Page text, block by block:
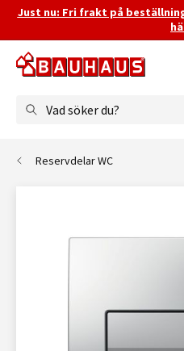
Just nu: Fri frakt på
Vad söker du?
Reservdelar WC